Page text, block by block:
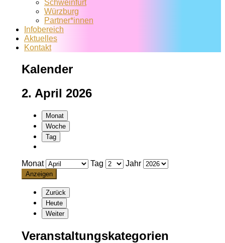
Schweinfurt
Würzburg
Partner*innen
Infobereich
Aktuelles
Kontakt
Kalender
2. April 2026
Monat
Woche
Tag
Monat Tag Jahr
Zurück
Heute
Weiter
Veranstaltungskategorien